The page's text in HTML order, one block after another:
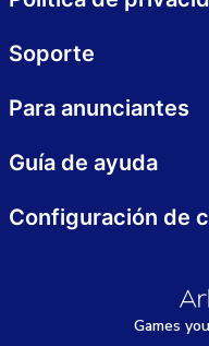
Games y
Soporte
Para anunciantes
Guía de ayuda
Configuración de